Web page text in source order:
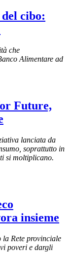
cibo:
che
Alimentare ad
Future,
lanciata da
soprattutto in
si moltiplicano.
insieme
la Rete provinciale
poveri e dargli